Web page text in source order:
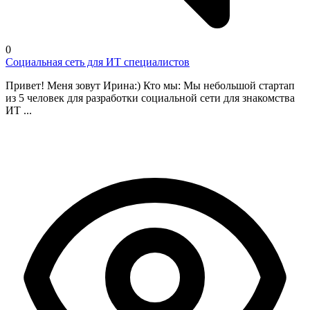
0
Социальная сеть для ИТ специалистов
Привет! Меня зовут Ирина:) Кто мы: Мы небольшой стартап
из 5 человек для разработки социальной сети для знакомства
ИТ ...